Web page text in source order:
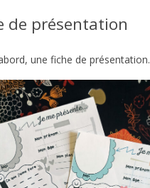
de présentation
une fiche de présentation.